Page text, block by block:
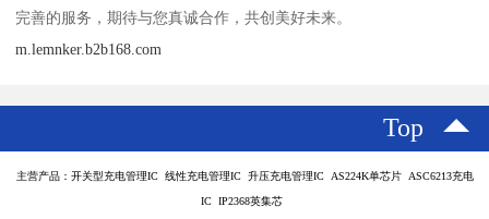
完善的服务，期待与您真诚合作，共创美好未来。
m.lemnker.b2b168.com
Top
主营产品：开关型充电管理IC 线性充电管理IC 升压充电管理IC AS224K单芯片 ASC6213充电
IC IP2368英集芯